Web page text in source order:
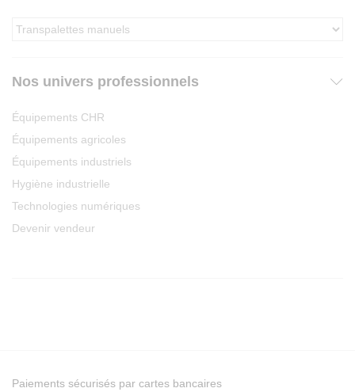
Nos univers professionnels
Équipements CHR
Équipements agricoles
Équipements industriels
Hygiène industrielle
Technologies numériques
Devenir vendeur
Paiements sécurisés par cartes bancaires